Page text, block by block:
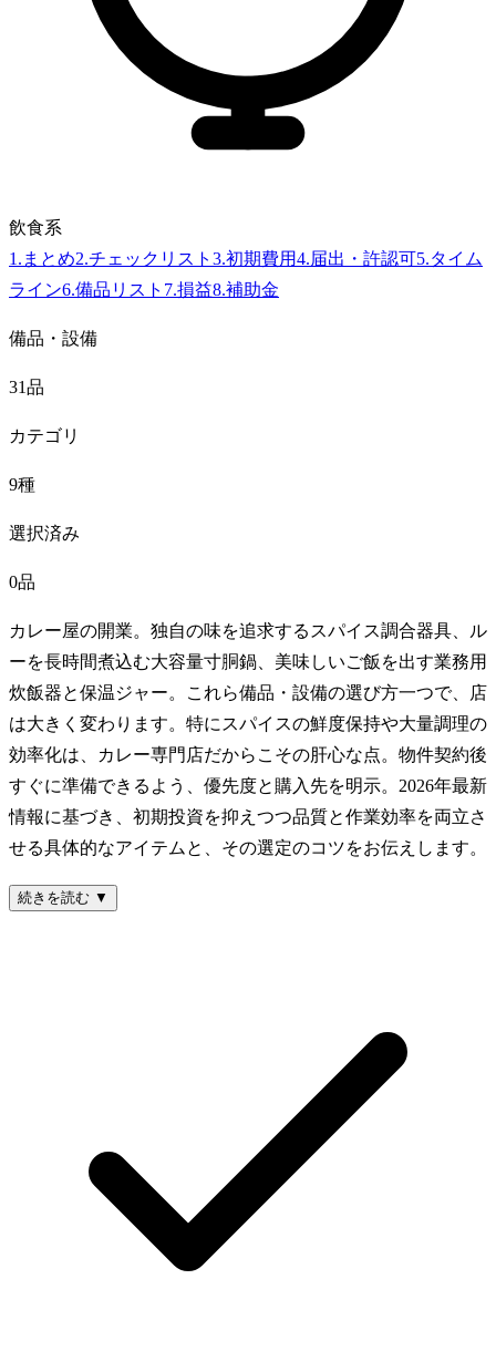
飲食系
1 . まとめ2.チェックリスト 3.初期費用4.届出・許認可5.タイム
ライン6.備品リスト 7.損益8.補助金
備品・設備
31品
カテゴリ
9種
選択済み
0品
カレー屋の開業。独自の味を追求するスパイス調合器具、ル
ーを長時間煮込む大容量寸胴鍋、美味しいご飯を出す業務用
炊飯器と保温ジャー。これら備品・設備の選び方一つで、店
は大きく変わります。特にスパイスの鮮度保持や大量調理の
効率化は、カレー専門店だからこその肝心な点。物件契約後
すぐに準備できるよう、優先度と購入先を明示。2026年最新
情報に基づき、初期投資を抑えつつ品質と作業効率を両立さ
せる具体的なアイテムと、その選定のコツをお伝えします。
続きを読む ▼